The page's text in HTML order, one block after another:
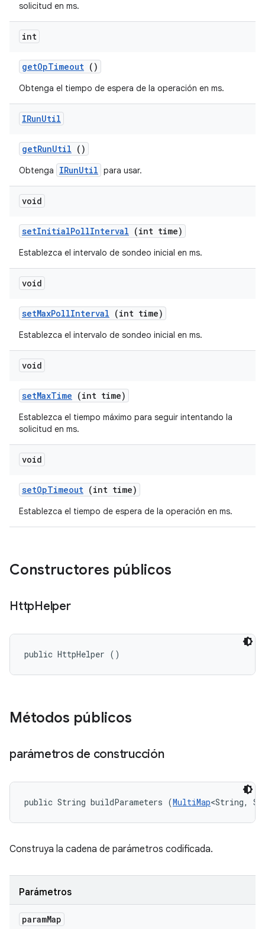
solicitud en ms.
int
getOpTimeout ()
Obtenga el tiempo de espera de la operación en ms.
IRunUtil
getRunUtil ()
Obtenga IRunUtil para usar.
void
setInitialPollInterval (int time)
Establezca el intervalo de sondeo inicial en ms.
void
setMaxPollInterval (int time)
Establezca el intervalo de sondeo inicial en ms.
void
setMaxTime (int time)
Establezca el tiempo máximo para seguir intentando la
solicitud en ms.
void
setOpTimeout (int time)
Establezca el tiempo de espera de la operación en ms.
Constructores públicos
HttpHelper
public HttpHelper ()
Métodos públicos
parámetros de construcción
public String buildParameters (MultiMap<String,
Construya la cadena de parámetros codificada.
Parámetros
paramMap